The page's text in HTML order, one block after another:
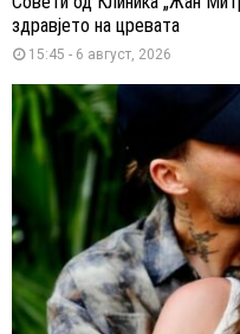
здравјето на цревата
15:45 - 6 август, 2026